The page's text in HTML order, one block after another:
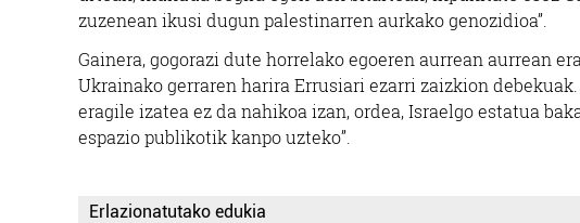
zuzenean ikusi dugun palestinarren aurkako genozidioa”.
Gainera, gogorazi dute horrelako egoeren aurrean aurrean
Ukrainako gerraren harira Errusiari ezarri zaizkion
eragile izatea ez da nahikoa izan, ordea, Israelgo estatua
espazio publikotik kanpo uzteko”.
Erlazionatutako edukia